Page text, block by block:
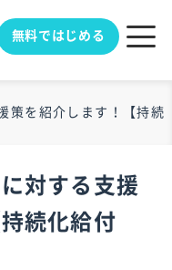
無料ではじめる
策を紹介します！【持続
対する支援
続化給付